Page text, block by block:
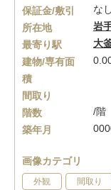
保証金/敷引
な
所在地
岩
最寄り駅
大
建物/専有面
積
間取り
階数
/階
築年月
画像カテゴリ
外観 間取り